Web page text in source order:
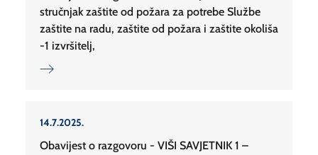
stručnjak zaštite od požara za potrebe Službe
zaštite na radu, zaštite od požara i zaštite okoliša
-1 izvršitelj,
14.7.2025.
Obavijest o razgovoru - VIŠI SAVJETNIK 1 –